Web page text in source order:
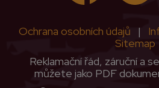
Ochrana osobních údajů |
Sitemap
Reklamační řád, záruční a
můžete jako PDF